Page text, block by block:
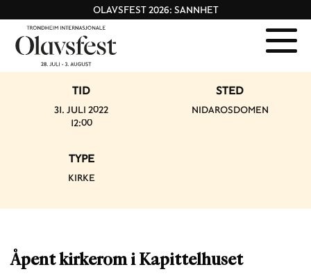
OLAVSFEST 2026: SANNHET
Åpent kirkerom i Kapittelhuset
TID
31. JULI 2022
12:00
STED
NIDAROSDOMEN
TYPE
KIRKE